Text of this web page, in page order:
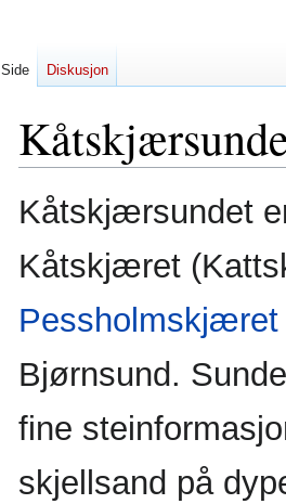
Hopp
til
Hopp
til
Kåtskjærsundet
Kåtskjæret
Pessholmskjæret
Bjørnsund.
fine
skjellsand på
Side Diskusjon